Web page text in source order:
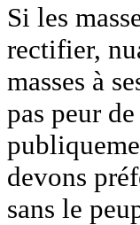
Si les
rectifier,
masses à
pas peur
devons
sans le